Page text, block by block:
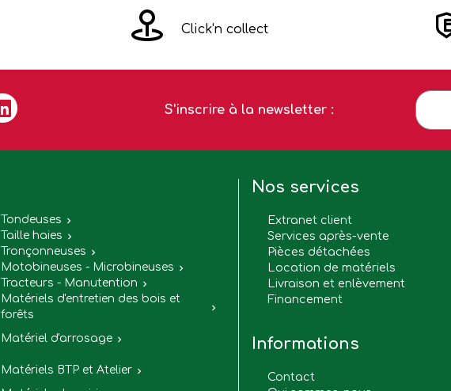
Click'n collect
S'inscrire à la newsletter :
Tondeuses 
Taille haies 
Tronçonneuses 
Motobineuses - Microbineuses 
Tracteurs - Manutention 
Matériels d'entretien des bois et
forêts

Matériel d'arrosage 
Matériels BTP et Atelier 
Nos services
Extranet client
Services après-vente
Pièces détachées
Location de matériels
Livraison et enlèvement
Financement
Informations
Contact